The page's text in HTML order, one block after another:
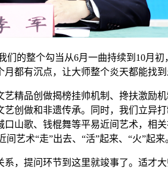
整个勾当从6月一曲持续到10月初
都有沉点，让大师整个炎天都能找到
品创做揭榜挂帅机制、搀扶激励机
创做和非遗传承。同时，我们立异
山歌、钱棍舞等平易近间艺术，相
艺术“走”出去、“活”起来、“火”起来
提问环节到这里就竣事了。适才大